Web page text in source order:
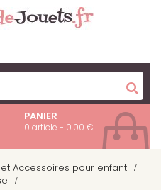
PANIER
0 article - 0.00 €
Accessoires pour enfant
>